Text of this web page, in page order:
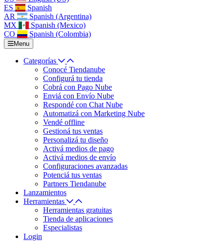
ES
Spanish
AR
Spanish (Argentina)
MX
Spanish (Mexico)
CO
Spanish (Colombia)
Menu
Categorías
Conocé Tiendanube
Configurá tu tienda
Cobrá con Pago Nube
Enviá con Envío Nube
Respondé con Chat Nube
Automatizá con Marketing Nube
Vendé offline
Gestioná tus ventas
Personalizá tu diseño
Activá medios de pago
Activá medios de envío
Configuraciones avanzadas
Potenciá tus ventas
Partners Tiendanube
Lanzamientos
Herramientas
Herramientas gratuitas
Tienda de aplicaciones
Especialistas
Login